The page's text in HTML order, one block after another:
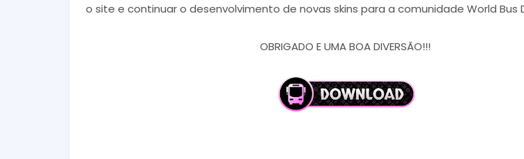
o site e continuar o desenvolvimento de novas skins para a comunidade World Bus
OBRIGADO E UMA BOA DIVERSÃO!!!